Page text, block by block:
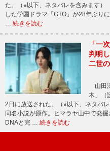
た。（※以下、ネタバレを含みます
した学園ドラマ「GTO」が28年ぶり
続きを読む
「一
判明
二世
山田
木」（
2日に放送された。（※以下、ネタバ
同名小説が原作。ヒマラヤ山中で発
DNAと完 … 続きを読む